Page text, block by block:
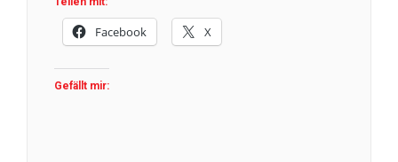
Facebook X
Gefällt mir: